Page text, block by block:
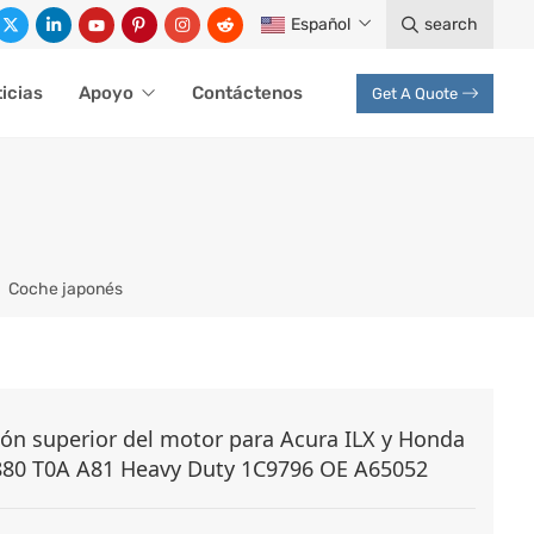
Español search
Apoyo Contáctenos Get A Quote
Coche japonés
superior del motor para Acura ILX y Honda
T0A A81 Heavy Duty 1C9796 OE A65052